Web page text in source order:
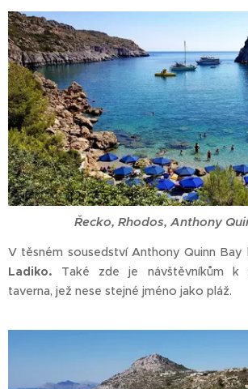
Řecko, Rhodos, Anthony
V těsném sousedství Anthony Quinn Bay
Ladiko. Také zde je návštěvníkům k
taverna, jež nese stejné jméno jako pláž.